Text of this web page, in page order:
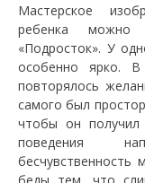
Мастерское
ребенка можно
«Подросток». У
особенно ярко. В
повторялось
самого был
чтобы он получил
поведения